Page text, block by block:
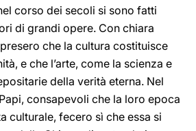
corso dei secoli si sono fatti
di grandi opere. Con chiara
che la cultura costituisce
e che l’arte, come la scienza e
della verità eterna. Nel
consapevoli che la loro epoca
culturale, fecero sì che essa si